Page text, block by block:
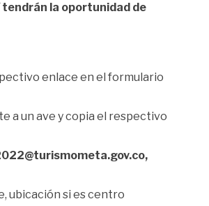
tendrán la oportunidad de
enlace en el formulario
a un ave y copia el respectivo
ubicación si es centro